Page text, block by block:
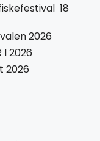
18
2026
I 2026
2026